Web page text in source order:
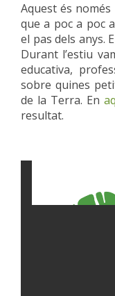
Aquest és
que a poc a poc
el pas dels anys.
Durant l’estiu
educativa,
sobre quines
de la Terra. En
resultat.